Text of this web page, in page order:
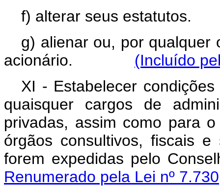
f) alterar seus estatutos.
g) alienar ou, por qualquer
acionário. (Incluído
XI - Estabelecer
quaisquer cargos de
privadas, assim como para
órgãos consultivos, fiscais
forem expedidas pelo
Renumerado pela Lei nº